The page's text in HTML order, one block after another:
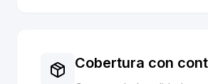
Cobertura con